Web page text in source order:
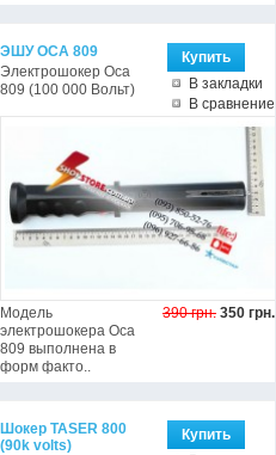
В закладки
В сравнение
390 грн. 350 грн.
ЭШУ ОСА 809
Электрошокер Оса
809 (100 000 Вольт)
Модель
электрошокера Оса
809 выполнена в
форм факто..
Шокер TASER 800
(90k volts)